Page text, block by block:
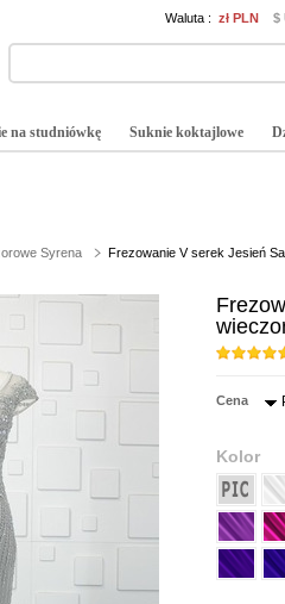
Waluta : zł PLN $
na studniówkę Suknie koktajlowe
Syrena Frezowanie V serek Jesień
Cena
Kolor